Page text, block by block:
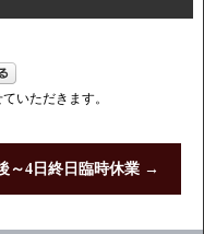
いただきます。
～4日終日臨時休業 →